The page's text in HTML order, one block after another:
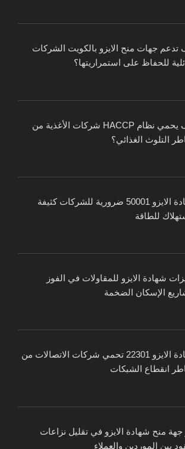
تدعم جهات منح الايزو بالكويت الشركات
للحفاظ على استمراريتها؟
كيف يحمي نظام HACCP شركات الأغذية من
التلوث الغذائي؟
شهادة الايزو 50001 ضرورية للشركات كثيفة
للطاقة
شهادة الايزو للمقاولات في الفوز
الإسكان الضخمة
شهادة الايزو 22301 تحمي شركات الاتصالات من
انقطاع الشبكات
جهة منح شهادة الايزو في تقليل نزاعات
بين الموردين والعملاء